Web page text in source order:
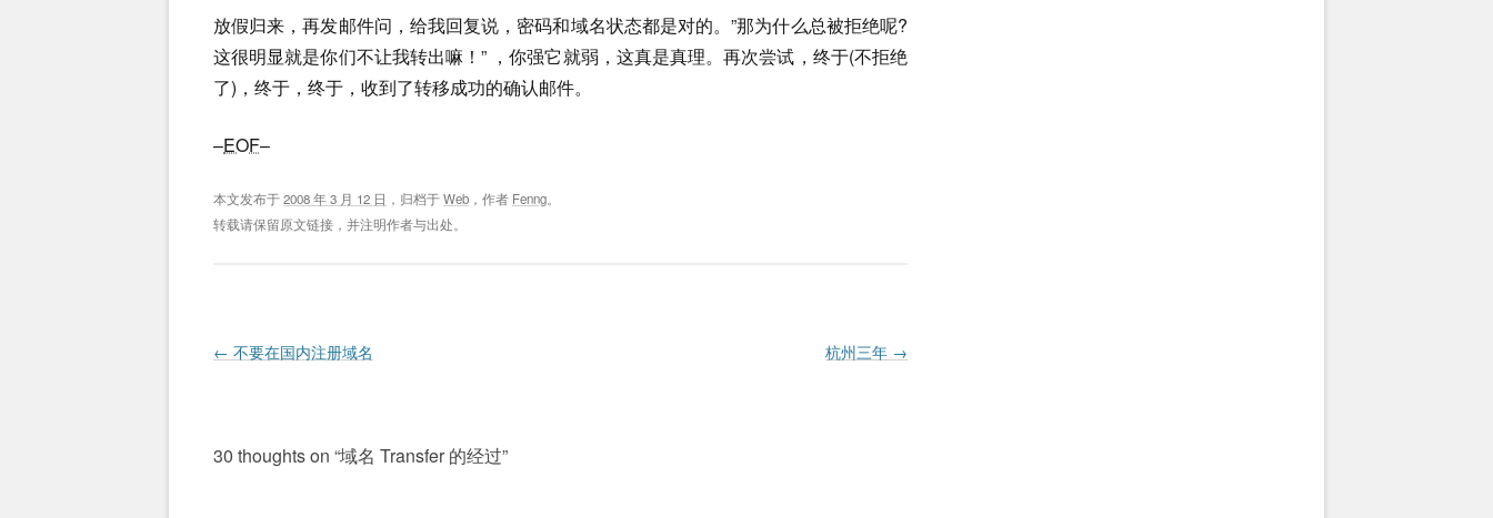
放假归来，再发邮件问，给我回复说，密码和域名状态都是对的。”那为什么总被拒绝呢?
这很明显就是你们不让我转出嘛！” ，你强它就弱，这真是真理。再次尝试，终于(不拒绝
了)，终于，终于，收到了转移成功的确认邮件。
–EOF–
本文发布于2008 年 3 月 12 日 ，归档于Web ，作者 Fenng。
转载请保留原文链接，并注明作者与出处。
Post navigation
← 不要在国内注册域名 杭州三年 →
30 thoughts on “域名 Transfer 的经过”